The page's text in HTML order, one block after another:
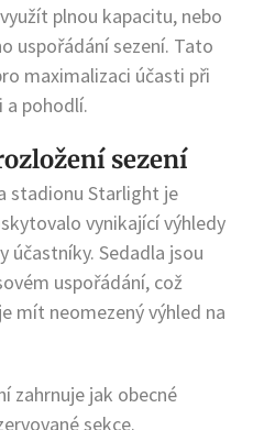
plnou kapacitu, nebo
uspořádání sezení. Tato
maximalizaci účasti při
a pohodlí.
sezení
stadionu Starlight je
vynikající výhledy
účastníky. Sedadla jsou
uspořádání, což
mít neomezený výhled na
zahrnuje jak obecné
sekce.